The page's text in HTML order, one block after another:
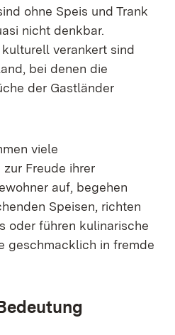
ohne Speis und Trank
nicht denkbar.
verankert sind
bei denen die
der Gastländer
viele
Freude ihrer
auf, begehen
Speisen, richten
oder führen kulinarische
geschmacklich in fremde